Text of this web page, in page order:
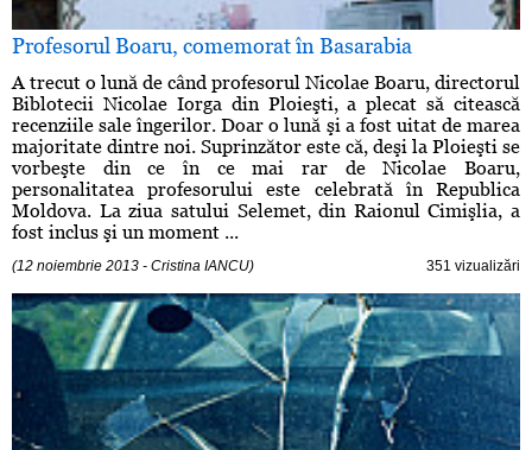
Profesorul Boaru, comemorat în Basarabia
A trecut o lună de când profesorul Nicolae Boaru, directorul
Biblotecii Nicolae Iorga din Ploieşti, a plecat să citească
recenziile sale îngerilor. Doar o lună şi a fost uitat de marea
majoritate dintre noi. Suprinzător este că, deşi la Ploieşti se
vorbeşte din ce în ce mai rar de Nicolae Boaru,
personalitatea profesorului este celebrată în Republica
Moldova. La ziua satului Selemet, din Raionul Cimişlia, a
fost inclus şi un moment ...
(12 noiembrie 2013 - Cristina IANCU) 351 vizualizări